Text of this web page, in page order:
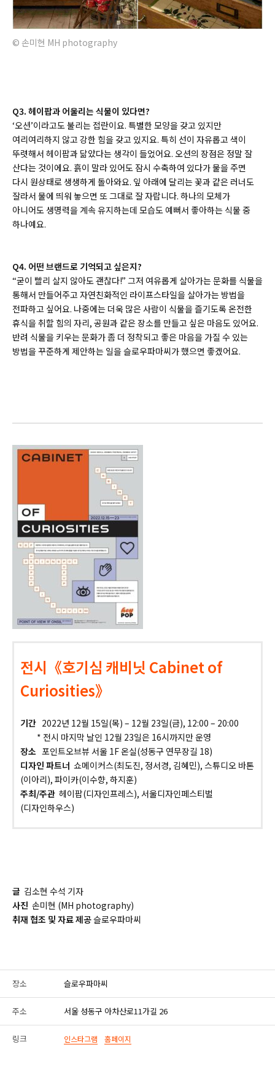
© 손미현 MH photography
Q3. 헤이팝과 어울리는 식물이 있다면?
‘오션’이라고도 불리는 접란이요. 특별한 모양을 갖고 있지만
여리여리하지 않고 강한 힘을 갖고 있지요. 특히 선이 자유롭고 색이
뚜렷해서 헤이팝과 닮았다는 생각이 들었어요. 오션의 장점은 정말 잘
산다는 것이에요. 흙이 말라 있어도 잠시 수축하여 있다가 물을 주면
다시 원상태로 생생하게 돌아와요. 잎 아래에 달리는 꽃과 같은 러너도
잘라서 물에 띄워 놓으면 또 그대로 잘 자랍니다. 하나의 모체가
아니어도 생명력을 계속 유지하는데 모습도 예뻐서 좋아하는 식물 중
하나예요.
Q4. 어떤 브랜드로 기억되고 싶은지?
“굳이 빨리 살지 않아도 괜찮다!” 그저 여유롭게 살아가는 문화를 식물을
통해서 만들어주고 자연친화적인 라이프스타일을 살아가는 방법을
전파하고 싶어요. 나중에는 더욱 많은 사람이 식물을 즐기도록 온전한
휴식을 취할 힘의 자리, 공원과 같은 장소를 만들고 싶은 마음도 있어요.
반려 식물을 키우는 문화가 좀 더 정착되고 좋은 마음을 가질 수 있는
방법을 꾸준하게 제안하는 일을 슬로우파마씨가 했으면 좋겠어요.
전시《호기심 캐비닛 Cabinet of
Curiosities》
기간 2022년 12월 15일(목) – 12월 23일(금), 12:00 – 20:00
* 전시 마지막 날인 12월 23일은 16시까지만 운영
장소 포인트오브뷰 서울 1F 온실(성동구 연무장길 18)
디자인 파트너 쇼메이커스(최도진, 정서경, 김혜민), 스튜디오 바톤
(이아리), 파이카(이수향, 하지훈)
주최/주관 헤이팝(디자인프레스), 서울디자인페스티벌
(디자인하우스)
글 김소현 수석 기자
사진 손미현 (MH photography)
취재 협조 및 자료 제공슬로우파마씨
장소 슬로우파마씨
주소 서울 성동구 아차산로11가길 26
링크 인스타그램 홈페이지